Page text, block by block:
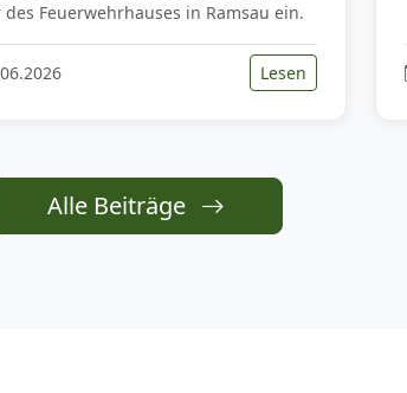
des Feuerwehrhauses in Ramsau ein.
Lesen
Alle Beiträge